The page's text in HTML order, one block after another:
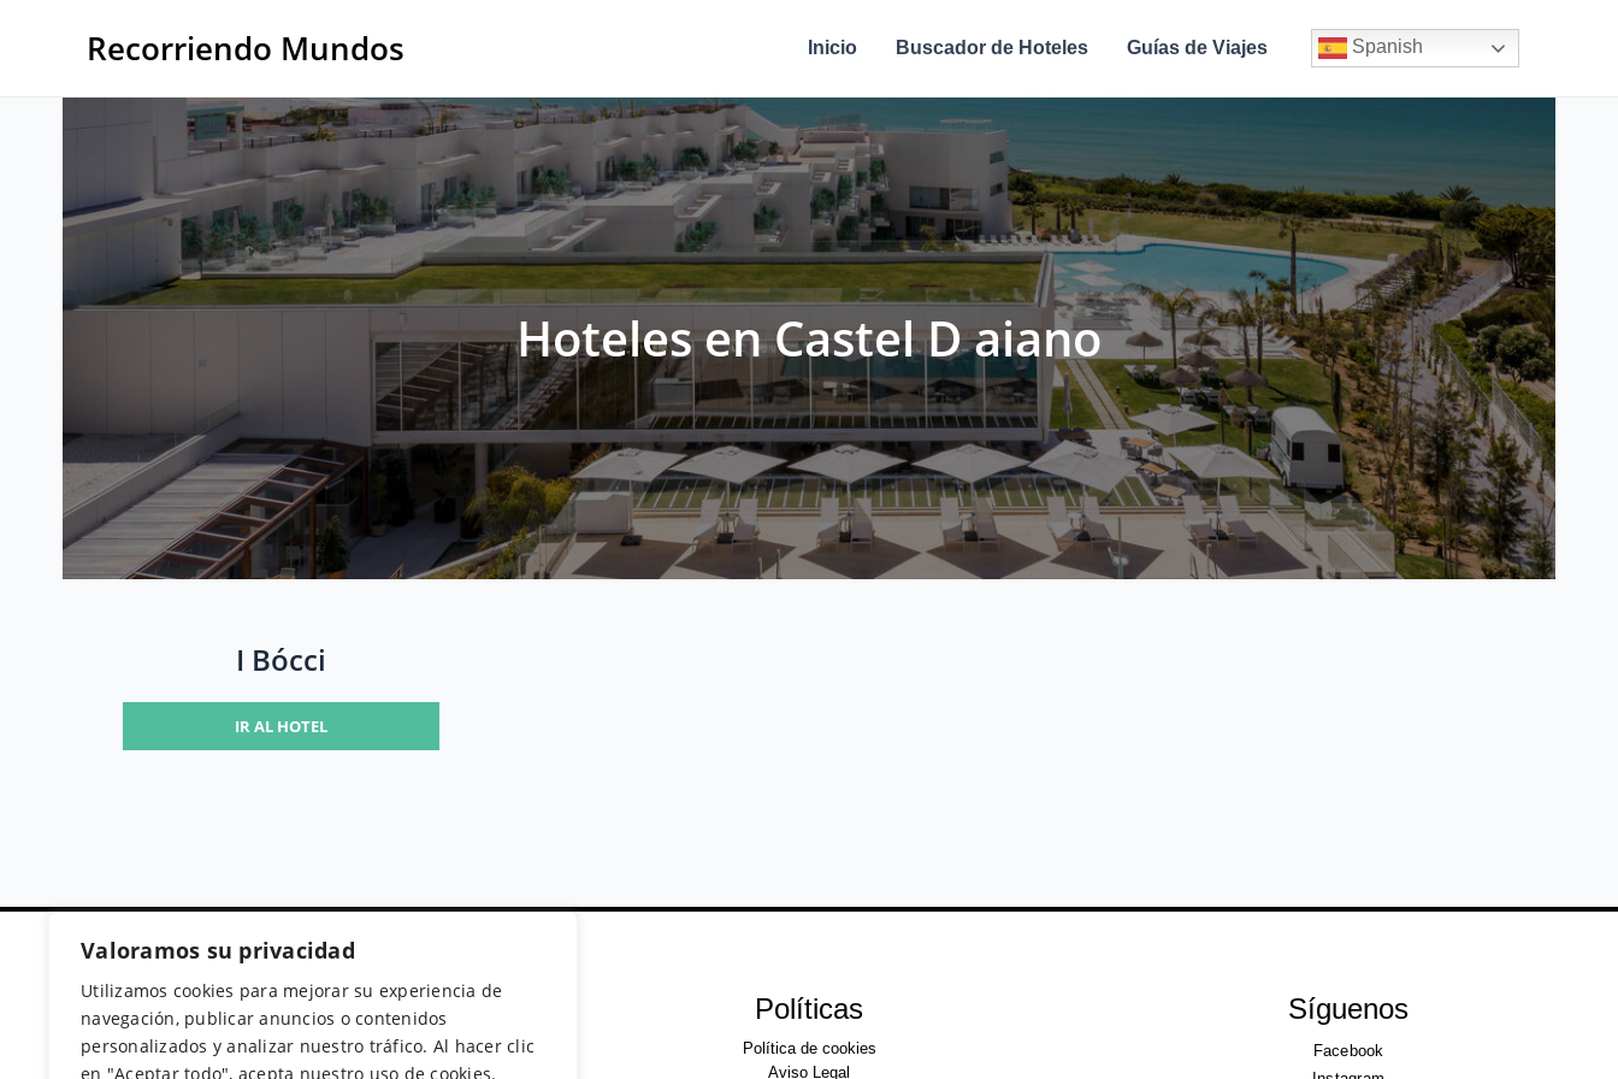
Valoramos su privacidad
Utilizamos cookies para mejorar su experiencia de
navegación, publicar anuncios o contenidos
personalizados y analizar nuestro tráfico. Al hacer clic
en "Aceptar todo", acepta nuestro uso de cookies.
Recorriendo Mundos Inicio Buscador de Hoteles Guías de Viajes Spanish
Hoteles en Castel D aiano
I Bócci
IR AL HOTEL
Secciones
Home
Buscador de Hoteles
Políticas
Política de cookies
Aviso Legal
Síguenos
Facebook